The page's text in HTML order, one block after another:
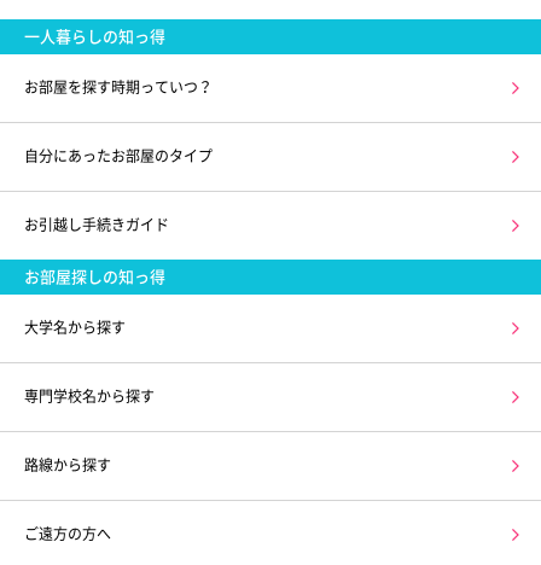
一人暮らしの知っ得
お部屋を探す時期っていつ？
自分にあったお部屋のタイプ
お引越し手続きガイド
お部屋探しの知っ得
大学名から探す
専門学校名から探す
路線から探す
ご遠方の方へ